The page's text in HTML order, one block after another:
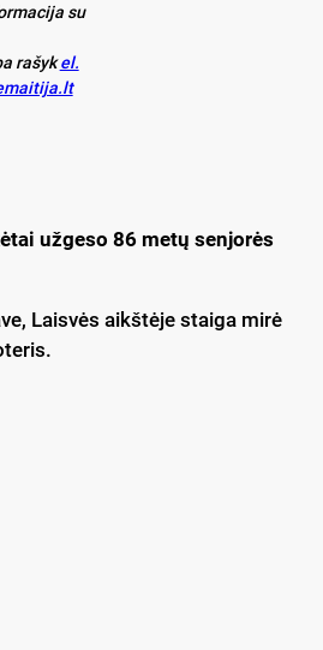
su
rašykel.
užgeso 86 metų senjorės
Laisvės aikštėje staiga mirė